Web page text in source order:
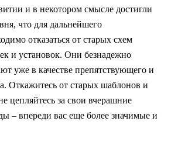
и в некотором смысле достигли
что для дальнейшего
отказаться от старых схем
и установок. Они безнадежно
уже в качестве препятствующего и
Откажитесь от старых шаблонов и
цепляйтесь за свои вчерашние
– впереди вас еще более значимые и